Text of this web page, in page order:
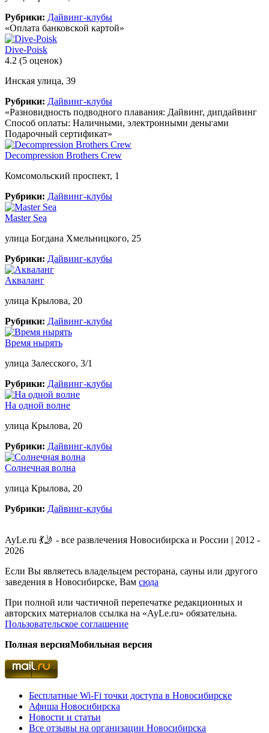
Рубрики: Дайвинг-клубы
«Оплата банковской картой»
Dive-Poisk
4.2 (5 оценок)
Инская улица, 39
Рубрики: Дайвинг-клубы
«Разновидность подводного плавания: Дайвинг, дипдайвинг
Способ оплаты: Наличными, электронными деньгами
Подарочный сертификат»
Decompression Brothers Crew
Комсомольский проспект, 1
Рубрики: Дайвинг-клубы
Master Sea
улица Богдана Хмельницкого, 25
Рубрики: Дайвинг-клубы
Акваланг
улица Крылова, 20
Рубрики: Дайвинг-клубы
Время нырять
улица Залесского, 3/1
Рубрики: Дайвинг-клубы
На одной волне
улица Крылова, 20
Рубрики: Дайвинг-клубы
Солнечная волна
улица Крылова, 20
Рубрики: Дайвинг-клубы
AyLe.ru 💃🤳 - все развлечения Новосибирска и России | 2012 -
2026
Если Вы являетесь владельцем ресторана, сауны или другого
заведения в Новосибирске, Вам сюда
При полной или частичной перепечатке редакционных и
авторских материалов ссылка на «AyLe.ru» обязательна.
Пользовательское соглашение
Полная версияМобильная версия
Бесплатные Wi-Fi точки доступа в Новосибирске
Афиша Новосибирска
Новости и статьи
Все отзывы на организации Новосибирска